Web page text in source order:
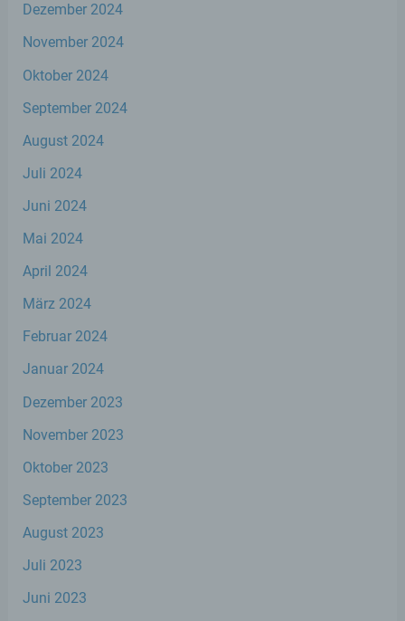
Dezember 2024
November 2024
Oktober 2024
September 2024
August 2024
Juli 2024
Juni 2024
Mai 2024
April 2024
März 2024
Februar 2024
Januar 2024
Dezember 2023
November 2023
Oktober 2023
September 2023
August 2023
Juli 2023
Juni 2023
Bereitstellung, den Abgleich oder die
Löschen oder die Vernichtung.
d) Einschränkung der Verarbeitung
Einschränkung der Verarbeitung ist die
ihre künftige Verarbeitung einzuschränken.
Profiling ist jede Art der automatisierten
die darin besteht, dass diese
werden, um bestimmte persönliche
beziehen, zu bewerten, insbesondere, um
wirtschaftlicher Lage, Gesundheit,
Zuverlässigkeit, Verhalten, Aufenthaltsort
zu analysieren oder vorherzusagen.